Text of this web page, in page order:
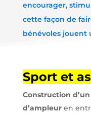
encourager,
cette façon de
bénévoles jouent
Sport et
Construction
d’ampleuren